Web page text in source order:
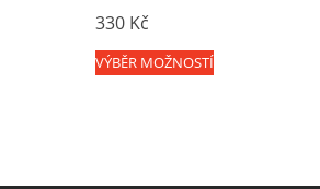
330 Kč
VÝBĚR MOŽNOSTÍTento